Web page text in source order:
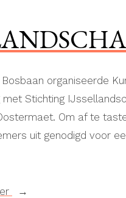
organiseerde
met Stichting
Om af te
uit genodigd voor
“Lief